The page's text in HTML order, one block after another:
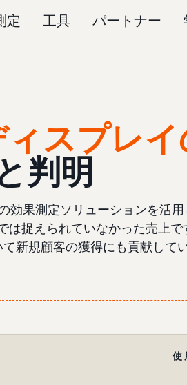
定 工具 パートナー
ィスプレ
判明
果測定ソリューションを活
捉えられていなかった売上
新規顧客の獲得にも貢献して
使